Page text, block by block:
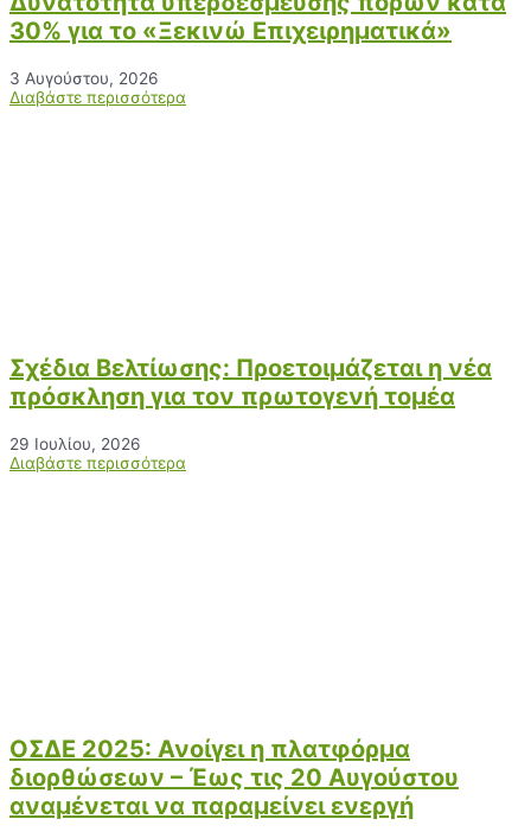
30% για το «Ξεκινώ Επιχειρηματικά»
3 Αυγούστου, 2026
Διαβάστε περισσότερα
Σχέδια Βελτίωσης: Προετοιμάζεται η νέα
πρόσκληση για τον πρωτογενή τομέα
29 Ιουλίου, 2026
Διαβάστε περισσότερα
ΟΣΔΕ 2025: Ανοίγει η πλατφόρμα
διορθώσεων – Έως τις 20 Αυγούστου
αναμένεται να παραμείνει ενεργή